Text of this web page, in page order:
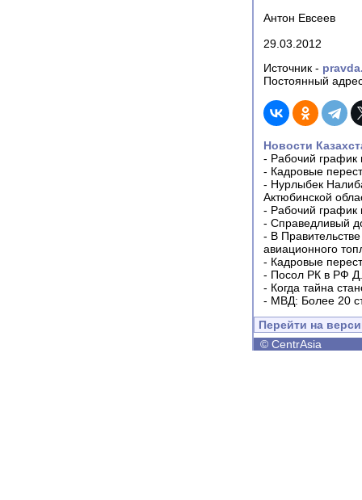
Антон Евсеев
29.03.2012
Источник -
Постоянный
Новости
- Рабочий график
- Кадровые
- Нурлыбек
Актюбинской
- Рабочий график
- Справедливый
- В
авиационного
- Кадровые
- Посол РК в РФ
- Когда тайна
- МВД: Более 20
Перейти на
© CentrAsia